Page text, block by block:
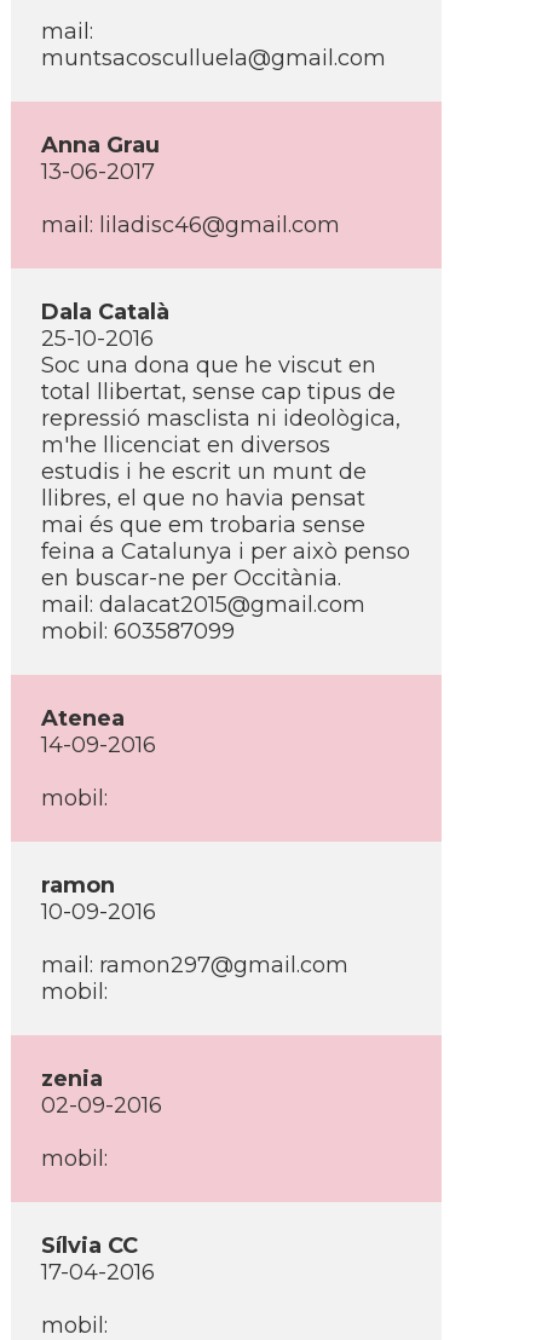
mail:
muntsacosculluela@gmail.com
Anna Grau
13-06-2017
mail: liladisc46@gmail.com
Dala Català
25-10-2016
Soc una dona que he viscut en
total llibertat, sense cap tipus de
repressió masclista ni ideològica,
m'he llicenciat en diversos
estudis i he escrit un munt de
llibres, el que no havia pensat
mai és que em trobaria sense
feina a Catalunya i per això penso
en buscar-ne per Occitània.
mail: dalacat2015@gmail.com
mobil: 603587099
Atenea
14-09-2016
mobil:
ramon
10-09-2016
mail: ramon297@gmail.com
mobil:
zenia
02-09-2016
mobil:
Sí­lvia CC
17-04-2016
mobil: